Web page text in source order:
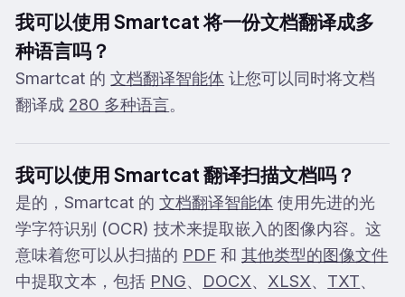
我可以使用 Smartcat 将一份文档翻译成多
种语言吗？
Smartcat 的文档翻译智能体 让您可以同时将文档
翻译成 280 多种语言。
我可以使用 Smartcat 翻译扫描文档吗？
是的，Smartcat 的文档翻译智能体 使用先进的光
学字符识别 (OCR) 技术来提取嵌入的图像内容。这
意味着您可以从扫描的 PDF 和其他类型的图像文件
中提取文本，包括 PNG、 DOCX、 XLSX、 TXT、